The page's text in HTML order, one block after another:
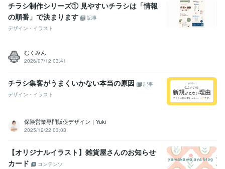
動画編集・映像制作 ニーズに合わせたハイクオリティな動画制作
品撮影（写真・動画）
EC業界等
横浜隼人高等学校
チラシ制作シリーズ① 見やすいチラシは「情報
の順番」で決まります
記事
デザイン・イラスト
むくみん
2026/07/12 03:41
チラシ集客がうまくいかない本当の原因
記事
デザイン・イラスト
保険営業専門販促デザイン｜Yuki
2025/12/22 03:03
【オリジナルイラスト】雑貨屋さんのお知らせ
カード
コンテンツ